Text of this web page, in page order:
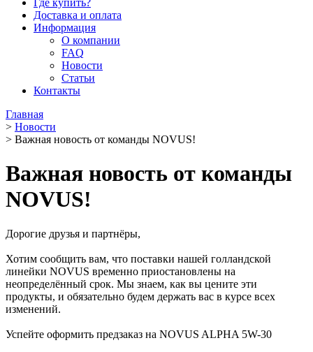
Где купить?
Доставка и оплата
Информация
О компании
FAQ
Новости
Статьи
Контакты
Главная
> Новости
> Важная новость от команды NOVUS!
Важная новость от команды
NOVUS!
Дорогие друзья и партнёры,
Хотим сообщить вам, что поставки нашей голландской
линейки NOVUS временно приостановлены на
неопределённый срок. Мы знаем, как вы цените эти
продукты, и обязательно будем держать вас в курсе всех
изменений.
Успейте оформить предзаказ на NOVUS ALPHA 5W-30